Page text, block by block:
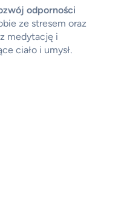
odporności
ze stresem oraz
medytację i
ciało i umysł.